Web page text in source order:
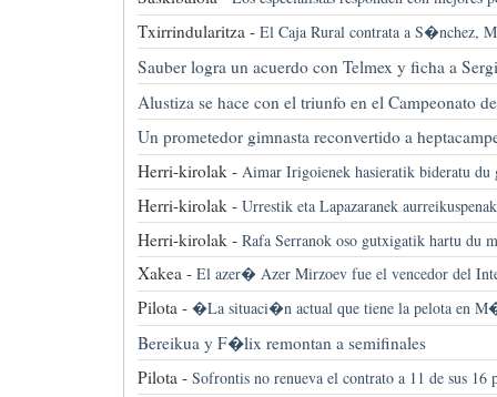
Txirrindularitza - El Caja Rural contrata a S�nchez,
Sauber logra un acuerdo con Telmex y ficha a
Alustiza se hace con el triunfo en el Campeonato
Un prometedor gimnasta reconvertido a
Herri-kirolak - Aimar Irigoienek hasieratik bideratu du
Herri-kirolak - Urrestik eta Lapazaranek
Herri-kirolak - Rafa Serranok oso gutxigatik hartu du
Xakea - El azer� Azer Mirzoev fue el vencedor del
Pilota - �La situaci�n actual que tiene la pelota en
Bereikua y F�lix remontan a semifinales
Pilota - Sofrontis no renueva el contrato a 11 de sus 16